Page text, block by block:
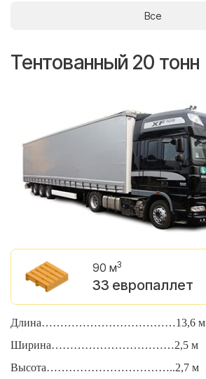
Тентованный 20 тонн
90 м3
33 европаллет
Длина………………………………13,6 м
Ширина……………………………2,5 м
Высота……………………………..2,7 м